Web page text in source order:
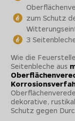
zum Schutz
3
Wie die
Seitenbleche aus
dekorative,
Schutz gegen